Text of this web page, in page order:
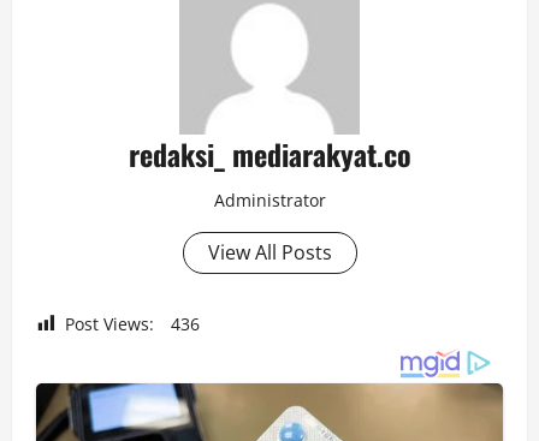
redaksi_ mediarakyat.co
Administrator
View All Posts
Post Views: 436